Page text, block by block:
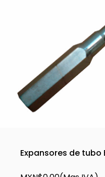
Expansores de tubo